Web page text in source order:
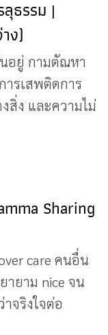
ธรรม |
ง)
อยู่ กามตัณหา
ารเสพติดการ
สิ่ง และความไม่
Sharing
care คนอื่น
ายาม nice จน
จริงใจต่อ